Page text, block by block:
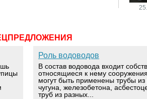
Роль водоводов
В состав водовода входит
относящиеся к нему
могут быть применены трубы из
чугуна, железобетона,
труб из разных...